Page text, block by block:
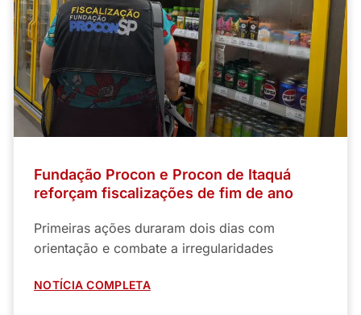
Fundação Procon e Procon de Itaquá
reforçam fiscalizações de fim de ano
Primeiras ações duraram dois dias com
orientação e combate a irregularidades
NOTÍCIA COMPLETA